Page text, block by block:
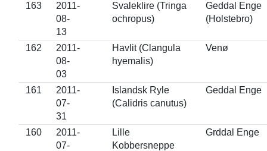
163
2011-
08-
13
Svaleklire (Tringa
ochropus)
Geddal Enge
(Holstebro)
162
2011-
08-
03
Havlit (Clangula
hyemalis)
Venø
161
2011-
07-
31
Islandsk Ryle
(Calidris canutus)
Geddal Enge
160
2011-
07-
Lille
Kobbersneppe
Grddal Enge